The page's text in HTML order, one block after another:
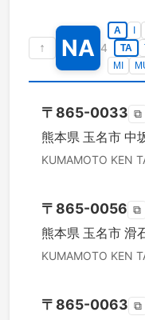
↑ NA 4
A
TA
MI
〒 865-0033 ⧉
熊本県 玉名市 中
KUMAMOTO KEN
〒 865-0056 ⧉
熊本県 玉名市 滑
KUMAMOTO KEN
〒 865-0063 ⧉